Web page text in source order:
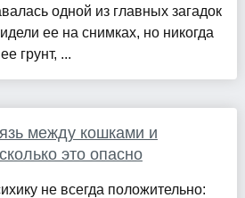
одной из главных загадок
ее на снимках, но никогда
грунт, ...
между кошками и
это опасно
не всегда положительно: